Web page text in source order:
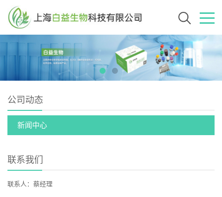
公司动态
新闻中心
联系我们
联系人：蔡经理